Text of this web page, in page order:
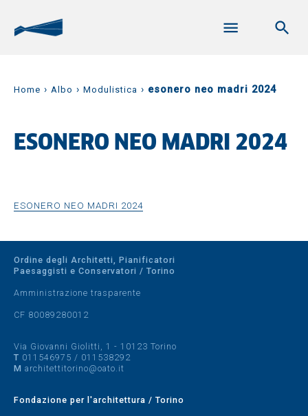
Home › Albo › Modulistica › esonero neo madri 2024
ESONERO NEO MADRI 2024
ESONERO NEO MADRI 2024
Ordine degli Architetti, Pianificatori
Paesaggisti e Conservatori / Torino
Amministrazione trasparente
CF 80089280012
Via Giovanni Giolitti, 1 - 10123 Torino
T 011546975 / 011538292
M architettitorino@oato.it
Fondazione per l'architettura / Torino